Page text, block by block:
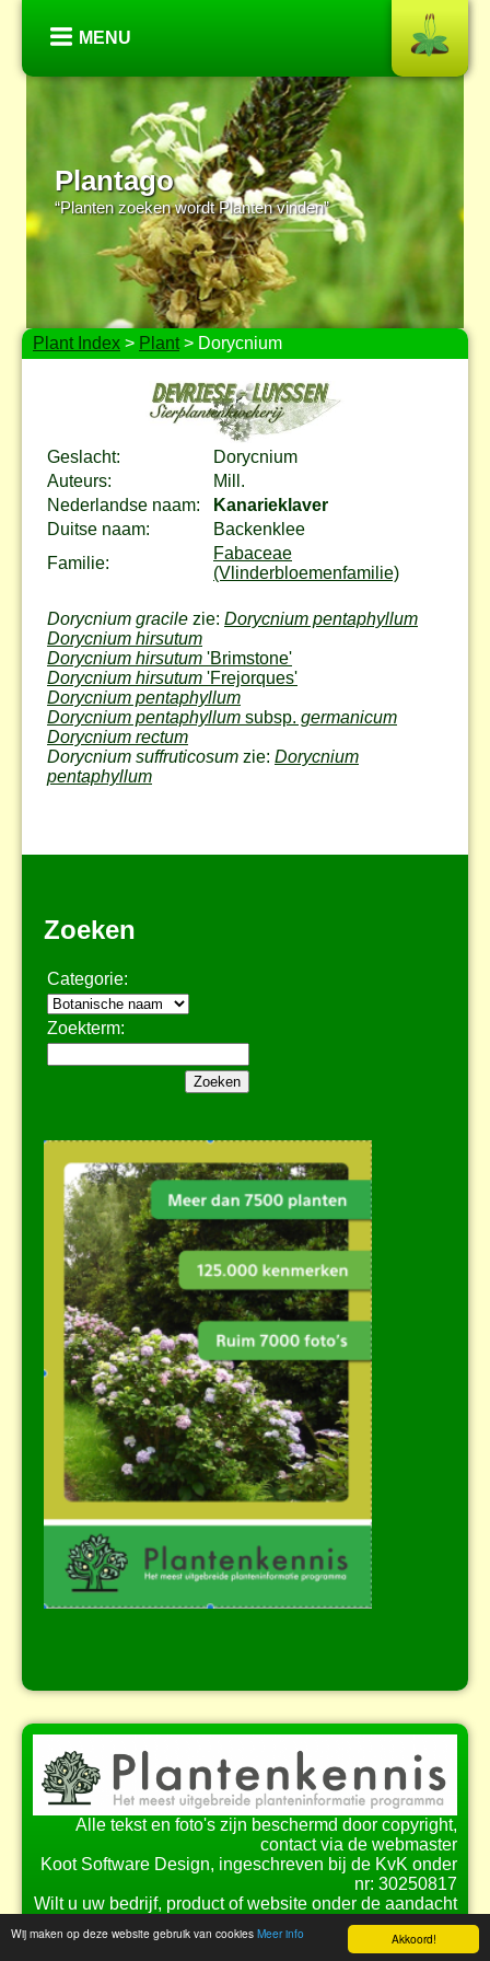
Akkoord!
Wij maken op deze website gebruik van cookies Meer info
MENU
Plantago
“Planten zoeken wordt Planten vinden”
Plant Index > Plant> Dorycnium
Geslacht:
Dorycnium
Auteurs:
Mill.
Nederlandse naam:
Kanarieklaver
Duitse naam:
Backenklee
Familie:
Fabaceae
(Vlinderbloemenfamilie)
Dorycnium gracile zie: Dorycnium pentaphyllum
Dorycnium hirsutum
Dorycnium hirsutum 'Brimstone'
Dorycnium hirsutum 'Frejorques'
Dorycnium pentaphyllum
Dorycnium pentaphyllum subsp. germanicum
Dorycnium rectum
Dorycnium suffruticosum zie: Dorycnium
pentaphyllum
Zoeken
Categorie:
Zoekterm:
Alle tekst en foto's zijn beschermd door copyright,
contact via de webmaster
Koot Software Design, ingeschreven bij de KvK onder
nr: 30250817
Wilt u uw bedrijf, product of website onder de aandacht
brengen bij onze bezoekers?
Bekijk demogelijkhedenvoor samenwerking.